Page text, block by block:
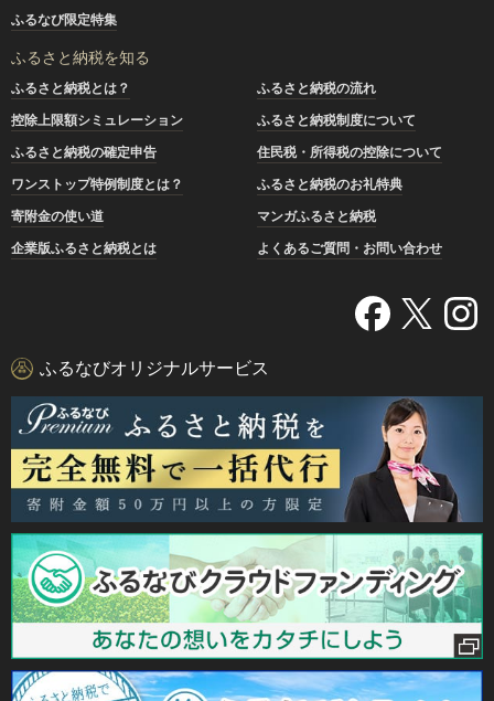
ふるなび限定特集
ふるさと納税を知る
ふるさと納税とは？
ふるさと納税の流れ
控除上限額シミュレーション
ふるさと納税制度について
ふるさと納税の確定申告
住民税・所得税の控除について
ワンストップ特例制度とは？
ふるさと納税のお礼特典
寄附金の使い道
マンガふるさと納税
企業版ふるさと納税とは
よくあるご質問・お問い合わせ
ふるなびオリジナルサービス